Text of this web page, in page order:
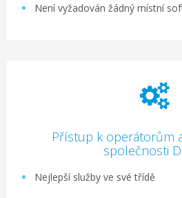
Není vyžadován žádný místní
Přístup k operátorům
společnosti
Nejlepší služby ve své třídě